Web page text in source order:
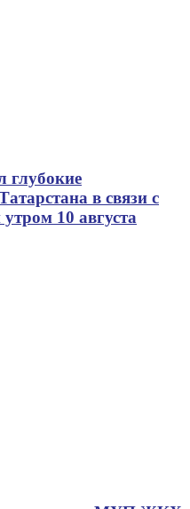
глубокие
в связи с
10 августа